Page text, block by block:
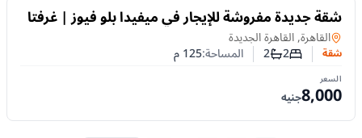
للايجار
شقة جديدة مفروشة للإيجار في ميفيدا بلو فيوز | غرفتا
نوم مميزة
شقةفي
القاهرة, القاهرة الجديدة
شقة عدد غرف النوم
2عدد الحمامات
2 المساحة:125م
السعر
8,000جنيه